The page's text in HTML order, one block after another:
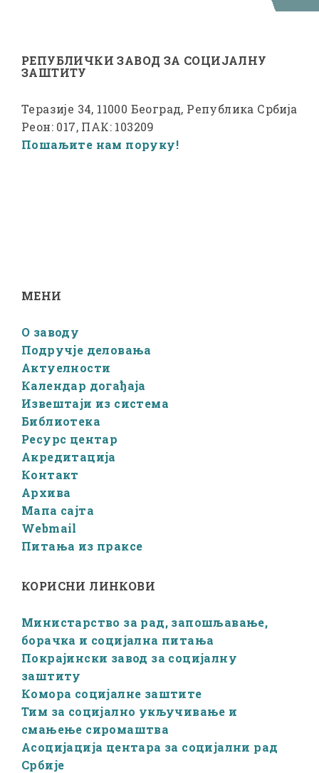
РЕПУБЛИЧКИ ЗАВОД ЗА СОЦИЈАЛНУ
ЗАШТИТУ
Теразије 34, 11000 Београд, Република Србија
Реон: 017, ПАК: 103209
Пошаљите нам поруку!
МЕНИ
О заводу
Подручје деловања
Актуелности
Календар догађаја
Извештаји из система
Библиотека
Ресурс центар
Акредитација
Контакт
Архива
Мапа сајта
Webmail
Питања из праксе
КОРИСНИ ЛИНКОВИ
Министарство за рад, запошљавање,
борачка и социјална питања
Покрајински завод за социјалну
заштиту
Комора социјалне заштите
Тим за социјално укључивање и
смањење сиромаштва
Асоцијација центара за социјални рад
Србије